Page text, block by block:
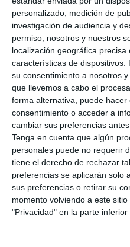
personalizado, medición de
investigación de audiencia y
permiso, nosotros y nuestros
localización geográfica
características de
su consentimiento a nosotros
que llevemos a cabo el
forma alternativa, puede hacer
consentimiento o acceder a
cambiar sus preferencias
Tenga en cuenta que algún
personales puede no requerir
tiene el derecho de rechazar
preferencias se aplicarán solo
sus preferencias o retirar su
momento volviendo a este
"Privacidad" en la parte